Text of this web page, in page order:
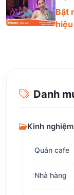
Bật
Danh
Kinh
Quán cafe
Nhà hàng